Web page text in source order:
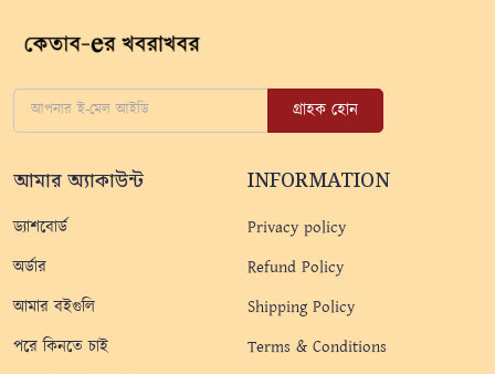
গ্রাহক হোন
আমার অ্যাকাউন্ট
ড্যাশবোর্ড
অর্ডার
আমার বইগুলি
পরে কিনতে চাই
INFORMATION
Privacy policy
Refund Policy
Shipping Policy
Terms & Conditions